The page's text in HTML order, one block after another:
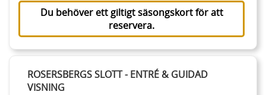
Du behöver ett giltigt säsongskort för att
reservera.
ROSERSBERGS SLOTT - ENTRÉ & GUIDAD
VISNING